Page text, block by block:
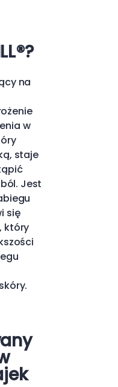
na
w
staje
Jest
się
który